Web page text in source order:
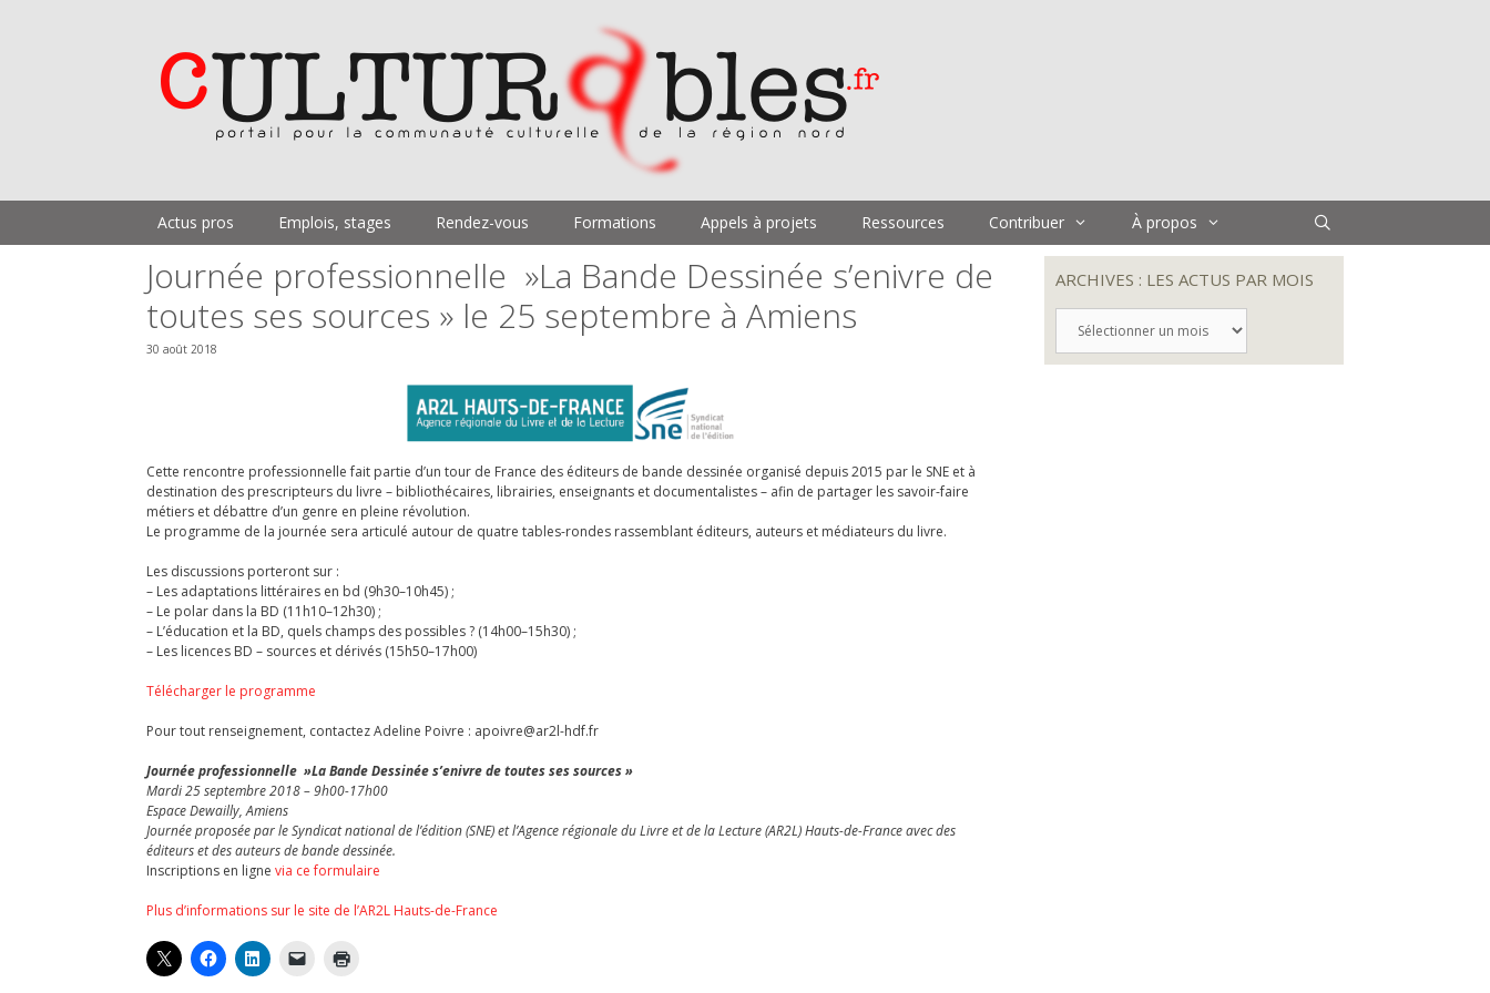
Actus pros Emplois, stages Rendez-vous Formations Appels à projets Ressources Contribuer À propos
Journée professionnelle »La Bande Dessinée s’enivre de
toutes ses sources » le 25 septembre à Amiens
30 août 2018
Cette rencontre professionnelle fait partie d’un tour de France des éditeurs de bande dessinée organisé depuis 2015 par le SNE et à
destination des prescripteurs du livre – bibliothécaires, librairies, enseignants et documentalistes – afin de partager les savoir-faire
métiers et débattre d’un genre en pleine révolution.
Le programme de la journée sera articulé autour de quatre tables-rondes rassemblant éditeurs, auteurs et médiateurs du livre.
Les discussions porteront sur :
– Les adaptations littéraires en bd (9h30–10h45) ;
– Le polar dans la BD (11h10–12h30) ;
– L’éducation et la BD, quels champs des possibles ? (14h00–15h30) ;
– Les licences BD – sources et dérivés (15h50–17h00)
Télécharger le programme
Pour tout renseignement, contactez Adeline Poivre : apoivre@ar2l-hdf.fr
Journée professionnelle »La Bande Dessinée s’enivre de toutes ses sources »
Mardi 25 septembre 2018 – 9h00-17h00
Espace Dewailly, Amiens
Journée proposée par le Syndicat national de l’édition (SNE) et l’Agence régionale du Livre et de la Lecture (AR2L) Hauts-de-France avec des
éditeurs et des auteurs de bande dessinée.
Inscriptions en ligne via ce formulaire
Plus d’informations sur le site de l’AR2L Hauts-de-France
ARCHIVES : LES ACTUS PAR MOIS
LES